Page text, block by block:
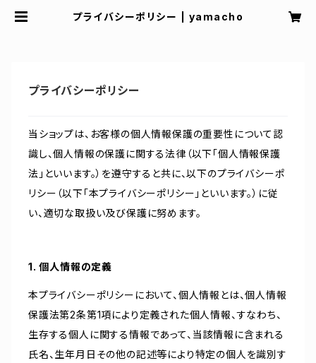
プライバシーポリシー | yamacho
プライバシーポリシー
当ショップは、お客様の個人情報保護の重要性について認
識し、個人情報の保護に関する法律（以下「個人情報保護
法」といいます。）を遵守すると共に、以下のプライバシーポ
リシー（以下「本プライバシーポリシー」といいます。）に従
い、適切な取扱い及び保護に努めます。
1. 個人情報の定義
本プライバシーポリシーにおいて、個人情報とは、個人情報
保護法第2条第1項により定義された個人情報、すなわち、
生存する個人に関する情報であって、当該情報に含まれる
氏名、生年月日その他の記述等により特定の個人を識別す